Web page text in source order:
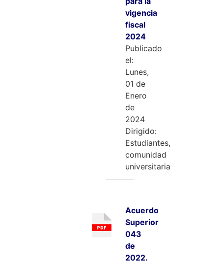
vigencia
fiscal
2024
Publicado
el:
Lunes,
01 de
Enero
de
2024
Dirigido:
Estudiantes,
comunidad
universitaria
Acuerdo
Superior
043
de
2022.